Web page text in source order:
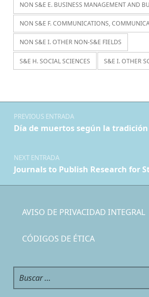
NON S&E E. BUSINESS MANAGEMENT AND
NON S&E F. COMMUNICATIONS,
NON S&E I. OTHER NON-S&E FIELDS
S&E H. SOCIAL SCIENCES S&E I. OTHER
Navegación de entradas
PREVIOUS ENTRADA
Día de muertos según la tradición
NEXT ENTRADA
Journals to Publish Research for
AVISO DE PRIVACIDAD INTEGRAL
CÓDIGOS DE ÉTICA
Buscar: